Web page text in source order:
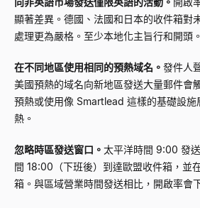
顯著差異。德國、法國和日本的收件箱對
處理更為嚴格。至少本地化主旨行和開頭。
在不同地區使用相同的預熱域名。 發件人
美國預熱的域名向新地區發送大量郵件會
預熱或使用像 Smartlead 這樣的基礎設施
熱。
忽略時區發送窗口。 太平洋時間 9:00 發
間 18:00（下班後）到達歐盟收件箱，並
箱。與區域營業時間發送相比，開啟率會